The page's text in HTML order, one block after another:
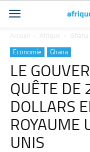
Accueil Afrique Ghana
Economie Ghana
LE
QUÊTE DE
DOLLARS
ROYAUME
UNIS